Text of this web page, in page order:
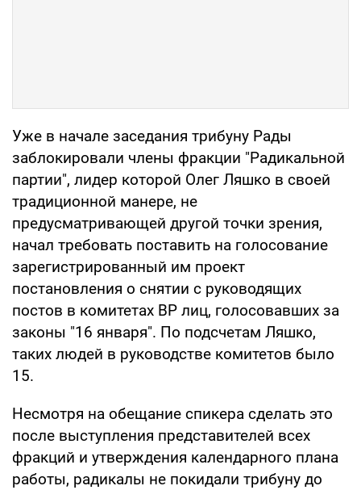
Уже в начале заседания трибуну Рады
заблокировали члены фракции "Радикальной
партии", лидер которой Олег Ляшко в своей
традиционной манере, не
предусматривающей другой точки зрения,
начал требовать поставить на голосование
зарегистрированный им проект
постановления о снятии с руководящих
постов в комитетах ВР лиц, голосовавших за
законы "16 января". По подсчетам Ляшко,
таких людей в руководстве комитетов было
15.
Несмотря на обещание спикера сделать это
после выступления представителей всех
фракций и утверждения календарного плана
работы, радикалы не покидали трибуну до